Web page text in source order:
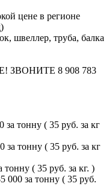
цене в регионе
труба, балка
8 908 783
за тонну ( 35 руб. за кг
за тонну ( 35 руб. за кг
тонну ( 35 руб. за кг. )
000 за тонну ( 35 руб.